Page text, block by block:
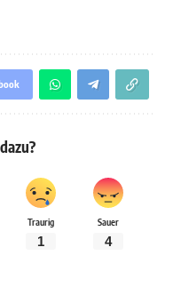
Traurig
1
Sauer
4